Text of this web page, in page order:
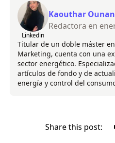
Linkedin
Kaouthar
Redactora en
Titular de un doble máster
Marketing, cuenta con una
sector energético.
artículos de fondo y de
energía y control del
Share this post: